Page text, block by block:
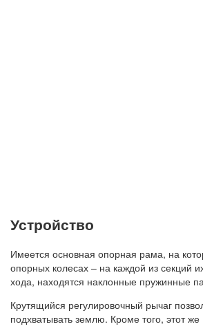
Устройство
Имеется основная опорная рама, на
опорных колесах – на каждой из секций
хода, находятся наклонные пружинные
Крутящийся регулировочный рычаг
подхватывать землю. Кроме того, этот